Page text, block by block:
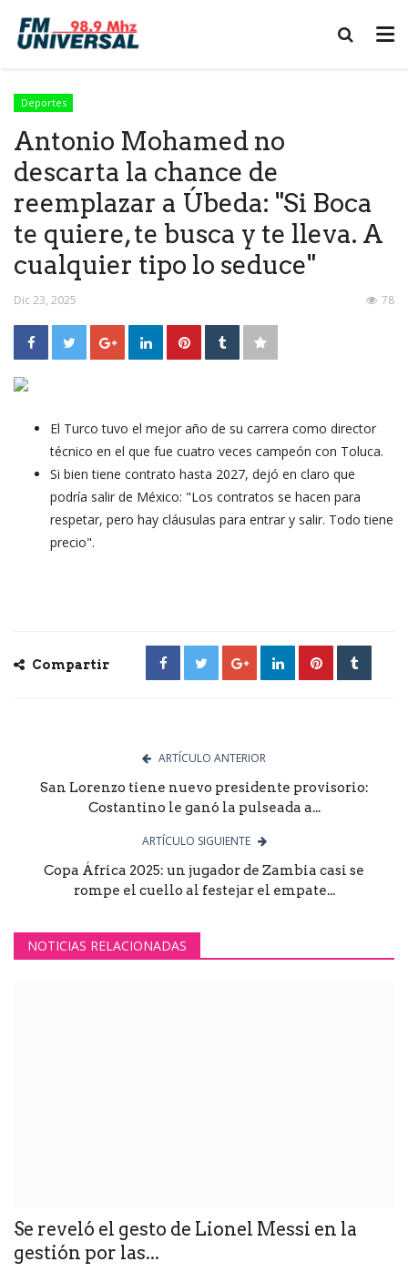
Deportes
Antonio Mohamed no
descarta la chance de
reemplazar a Úbeda: "Si Boca
te quiere, te busca y te lleva. A
cualquier tipo lo seduce"
Dic 23, 2025 78
El Turco tuvo el mejor año de su carrera como director
técnico en el que fue cuatro veces campeón con Toluca.
Si bien tiene contrato hasta 2027, dejó en claro que
podría salir de México: "Los contratos se hacen para
respetar, pero hay cláusulas para entrar y salir. Todo tiene
precio".
Compartir
ARTÍCULO ANTERIOR
San Lorenzo tiene nuevo presidente provisorio:
Costantino le ganó la pulseada a...
ARTÍCULO SIGUIENTE
Copa África 2025: un jugador de Zambia casi se
rompe el cuello al festejar el empate...
NOTICIAS RELACIONADAS
Se reveló el gesto de Lionel Messi en la
gestión por las...